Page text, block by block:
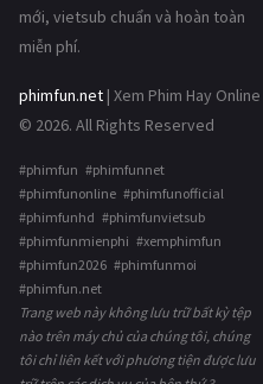
mới, vietsub chuẩn và hoàn toàn
miễn phí.
phimfun.net | Xem Phim Hay Online
© 2026. All Rights Reserved
#phimfun #phimfunnet
#phimfunonline #phimfunofficial
#phimfunhd #phimfunvietsub
#phimfunmienphi #xemphimfun
#phimfun2026 #phimfunmoi
#phimfun.net
Trang web này không lưu trữ bất kỳ tệp
nào trên máy chủ của chúng tôi, chúng
tôi chỉ liên kết với phương tiện được lưu